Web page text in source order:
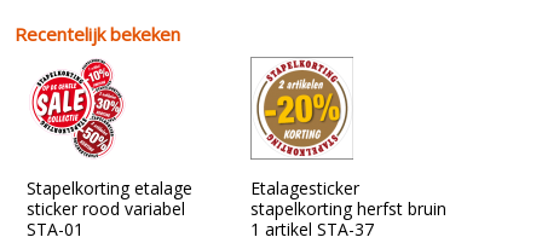
Recentelijk bekeken
Stapelkorting etalage
sticker rood variabel
STA-01
Etalagesticker
stapelkorting herfst bruin
1 artikel STA-37